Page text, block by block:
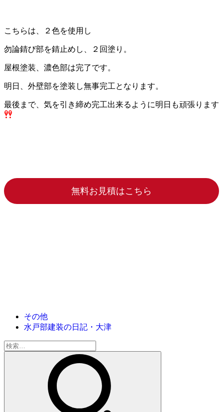
こちらは、２色を使用し
勿論錆び部を錆止めし、２回塗り。
屋根塗装、濃色部は完了です。
明日、外壁部を塗装し無事完工となります。
最後まで、気を引き締め完工出来るように明日も頑張ります
無料お見積はこちら
その他
水戸部建装の日記・大津
検
索: